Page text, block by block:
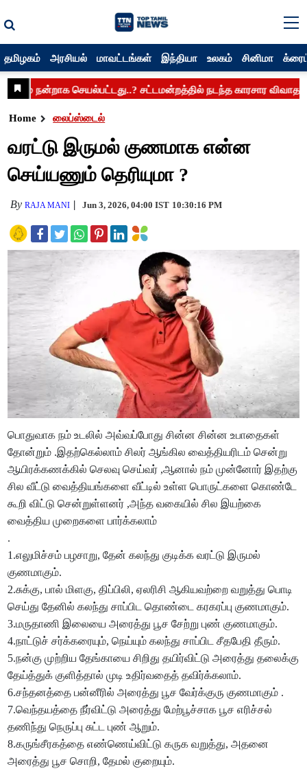
தமிழகம் அரசியல் மாவட்டங்கள் இந்தியா உலகம் சினிமா
Home லைப்ஸ்டைல்
வரட்டு இருமல் குணமாக என்ன
செய்யணும் தெரியுமா ?
ByRAJA MANI Jun 3, 2026, 04:00 IST 10:30:16 PM
பொதுவாக நம் உடலில் அவ்வப்போது சின்ன சின்ன உபாதைகள்
தோன்றும் .இதற்கெல்லாம் சிலர் ஆங்கில வைத்தியரிடம் சென்று
ஆயிரக்கணக்கில் செலவு செய்வர் ,ஆனால் நம் முன்னோர் இதற்கு
சில வீட்டு வைத்தியங்களை வீட்டில் உள்ள பொருட்களை கொண்டே
கூறி விட்டு சென்றுள்ளனர் ,அந்த வகையில் சில இயற்கை
வைத்திய முறைகளை பார்க்கலாம்
.
1.எலுமிச்சம் பழசாறு, தேன் கலந்து குடிக்க வரட்டு இருமல்
குணமாகும்.
2.சுக்கு, பால் மிளகு, திப்பிலி, ஏலரிசி ஆகியவற்றை வறுத்து பொடி
செய்து தேனில் கலந்து சாப்பிட தொண்டை கரகரப்பு குணமாகும்.
3.மருதாணி இலையை அரைத்து பூச சேற்று புண் குணமாகும்.
4.நாட்டுச் சர்க்கரையும், நெய்யும் கலந்து சாப்பிட சீதபேதி தீரும்.
5.நன்கு முற்றிய தேங்காயை சிறிது தயிர்விட்டு அரைத்து தலைக்கு
தேய்த்துக் குளித்தால் முடி உதிர்வதைத் தவிர்க்கலாம்.
6.சந்தனத்தை பன்னீரில் அரைத்து பூச வேர்க்குரு குணமாகும் .
7.வெந்தயத்தை நீர்விட்டு அரைத்து மேற்பூச்சாக பூச எரிச்சல்
தணிந்து நெருப்பு சுட்ட புண் ஆறும்.
8.கருங்சீரகத்தை எண்ணெய்விட்டு கருக வறுத்து, அதனை
அரைத்து பூச சொறி, தேமல் குறையும்.